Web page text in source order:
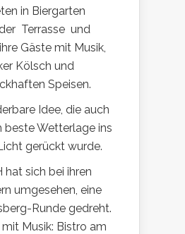
in Biergarten
Terrasse und
Gäste mit Musik,
Kölsch und
Speisen.
Idee, die auch
beste Wetterlage ins
gerückt wurde.
hat sich bei ihren
umgesehen, eine
Runde gedreht.
Musik: Bistro am